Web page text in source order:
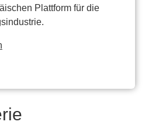
Plattform für die